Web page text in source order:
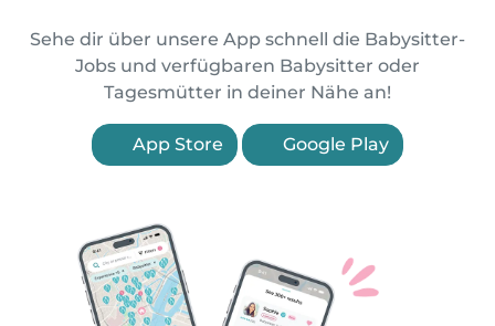
Sehe dir über unsere App schnell die Babysitter-
Jobs und verfügbaren Babysitter oder
Tagesmütter in deiner Nähe an!
App Store Google Play